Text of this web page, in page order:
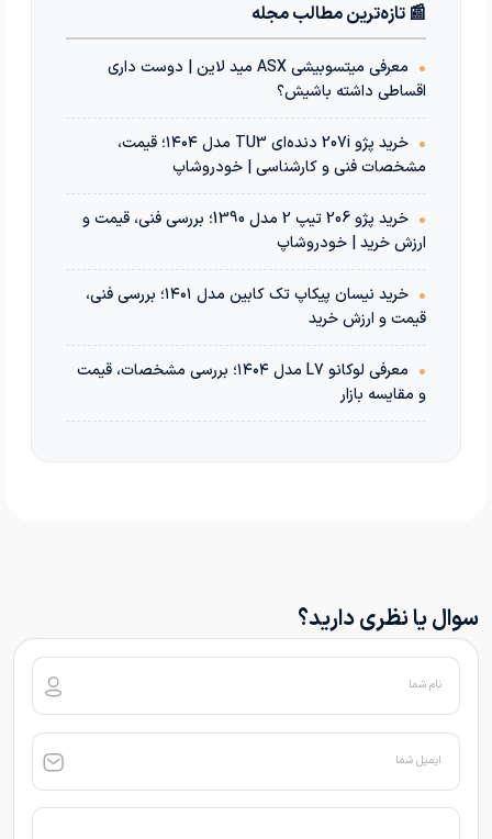
📰 تازه‌ترین مطالب مجله
•
معرفی میتسوبیشی ASX مید لاین | دوست داری
اقساطی داشته باشیش؟
•
خرید پژو 207i دنده‌ای TU3 مدل ۱۴۰۴؛ قیمت،
مشخصات فنی و کارشناسی | خودروشاپ
•
خرید پژو 206 تیپ 2 مدل 1390؛ بررسی فنی، قیمت و
ارزش خرید | خودروشاپ
•
خرید نیسان پیکاپ تک کابین مدل ۱۴۰۱؛ بررسی فنی،
قیمت و ارزش خرید
•
معرفی لوکانو L7 مدل ۱۴۰۴؛ بررسی مشخصات، قیمت
و مقایسه بازار
سوال یا نظری دارید؟
نام شما
ایمیل شما